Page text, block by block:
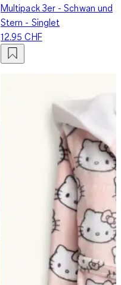
Multipack 3er - Schwan und
Stern - Singlet
12.95 CHF